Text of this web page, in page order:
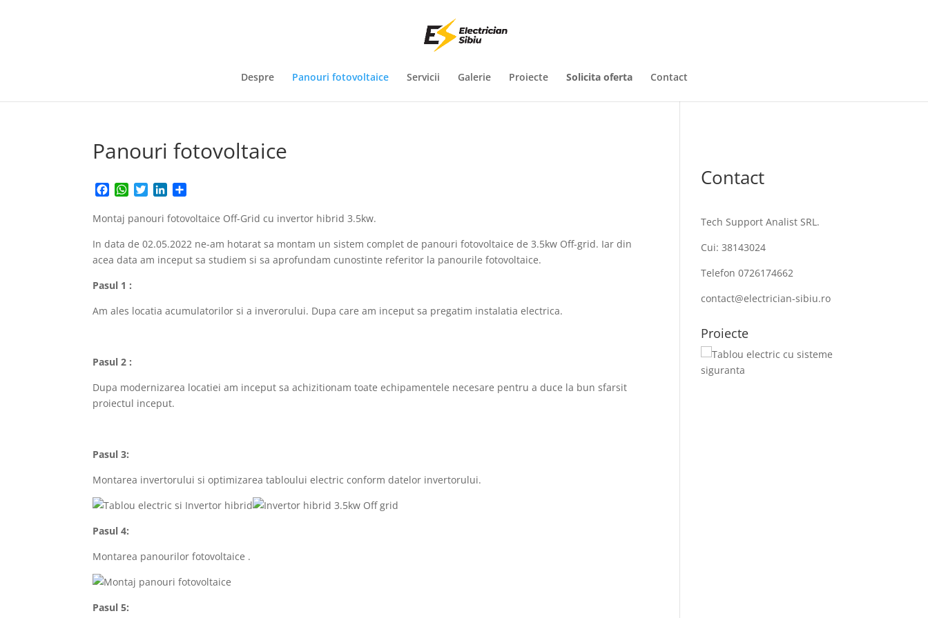
Despre Panouri fotovoltaice Servicii Galerie Proiecte Solicita oferta Contact
Panouri fotovoltaice
Facebook
WhatsApp
TwitterLinkedIn
Montaj panouri fotovoltaice Off-Grid cu invertor hibrid 3.5kw.
In data de 02.05.2022 ne-am hotarat sa montam un sistem complet de panouri fotovoltaice de 3.5kw Off-grid. Iar din
acea data am inceput sa studiem si sa aprofundam cunostinte referitor la panourile fotovoltaice.
Pasul 1 :
Am ales locatia acumulatorilor si a inverorului. Dupa care am inceput sa pregatim instalatia electrica.
Pasul 2 :
Dupa modernizarea locatiei am inceput sa achizitionam toate echipamentele necesare pentru a duce la bun sfarsit
proiectul inceput.
Pasul 3:
Montarea invertorului si optimizarea tabloului electric conform datelor invertorului.
Pasul 4:
Montarea panourilor fotovoltaice .
Pasul 5:
Contact
Tech Support Analist SRL.
Cui: 38143024
Telefon 0726174662
contact@electrician-sibiu.ro
Proiecte